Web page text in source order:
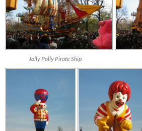
Jolly Polly Pirate Ship